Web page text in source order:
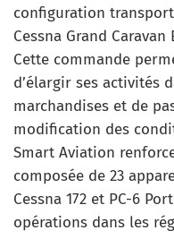
configuration
Cessna Grand
Cette commande
d’élargir ses activités
marchandises et de
modification des
Smart Aviation
composée de 23
Cessna 172 et PC-6
opérations dans les